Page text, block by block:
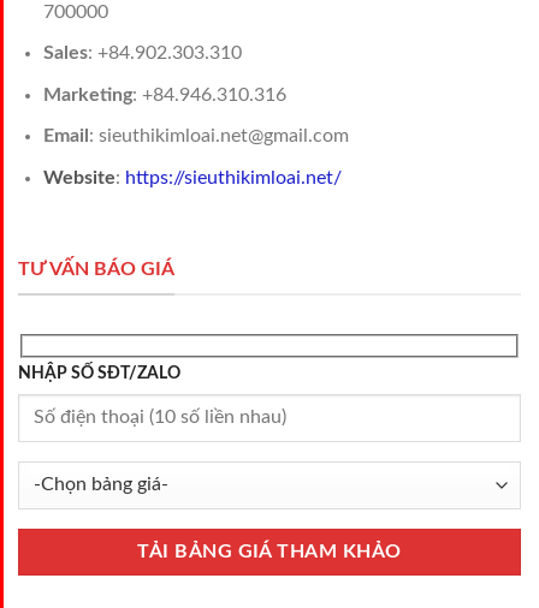
700000
Sales: +84.902.303.310
Marketing: +84.946.310.316
Email : sieuthikimloai.net@gmail.com
Website: https://sieuthikimloai.net/
TƯ VẤN BÁO GIÁ
NHẬP SỐ SĐT/ZALO